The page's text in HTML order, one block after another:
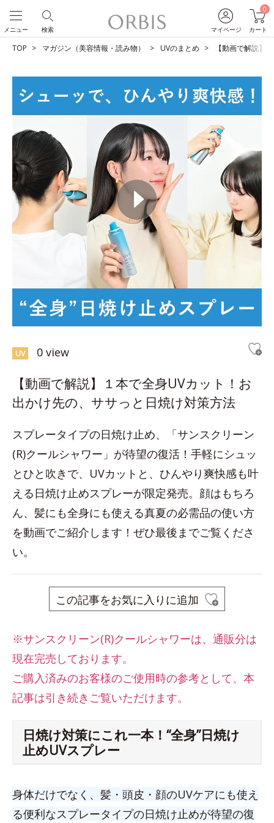
マイページ
0
カート
検索
メニュー
TOP マガジン（美容情報・読み物） UVのまとめ 【動画で解説】
UV 0 view
【動画で解説】１本で全身UVカット！お
出かけ先の、ササっと日焼け対策方法
スプレータイプの日焼け止め、「サンスクリーン
(R)クールシャワー」が待望の復活！手軽にシュッ
とひと吹きで、UVカットと、ひんやり爽快感も叶
える日焼け止めスプレーが限定発売。顔はもちろ
ん、髪にも全身にも使える真夏の必需品の使い方
を動画でご紹介します！ぜひ最後までご覧くださ
い。
この記事をお気に入りに追加
※サンスクリーン(R)クールシャワーは、 通販分は
現在完売しております。
ご購入済みのお客様のご使用時の参考として、本
記事は引き続きご覧いただけます。
日焼け対策にこれ一本！“全身”日焼け
止めUVスプレー
身体だけでなく、髪・頭皮・顔のUVケアにも使え
る便利なスプレータイプの日焼け止めが待望の復